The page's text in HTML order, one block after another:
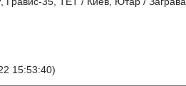
15:53:40)